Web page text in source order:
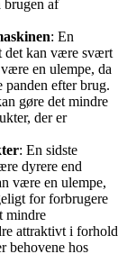
brugen af
: En
det kan være svært
en ulempe, da
panden efter brug.
gøre det mindre
der er
: En sidste
dyrere end
være en ulempe,
for forbrugere
mindre
attraktivt i forhold
behovene hos